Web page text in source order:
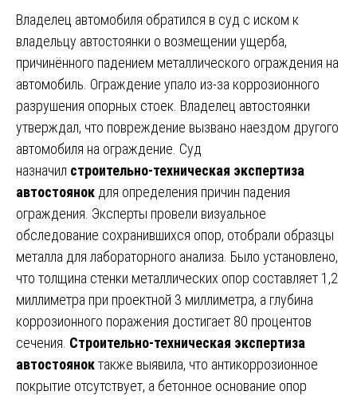
Владелец автомобиля обратился в суд с иском к
владельцу автостоянки о возмещении ущерба,
причинённого падением металлического ограждения на
автомобиль. Ограждение упало из-за коррозионного
разрушения опорных стоек. Владелец автостоянки
утверждал, что повреждение вызвано наездом другого
автомобиля на ограждение. Суд
назначил строительно-техническая экспертиза
автостоянок для определения причин падения
ограждения. Эксперты провели визуальное
обследование сохранившихся опор, отобрали образцы
металла для лабораторного анализа. Было установлено,
что толщина стенки металлических опор составляет 1,2
миллиметра при проектной 3 миллиметра, а глубина
коррозионного поражения достигает 80 процентов
сечения. Строительно-техническая экспертиза
автостояноктакже выявила, что антикоррозионное
покрытие отсутствует, а бетонное основание опор